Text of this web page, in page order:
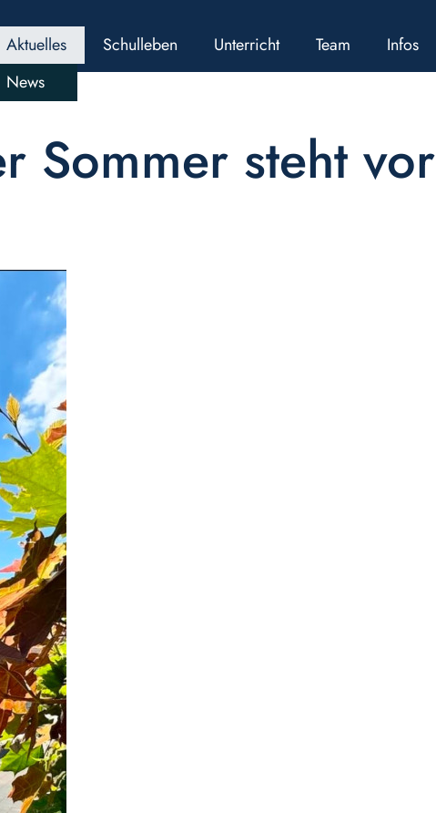
Aktuelles
News
Schulleben Unterricht Team Infos
Sommer steht vor